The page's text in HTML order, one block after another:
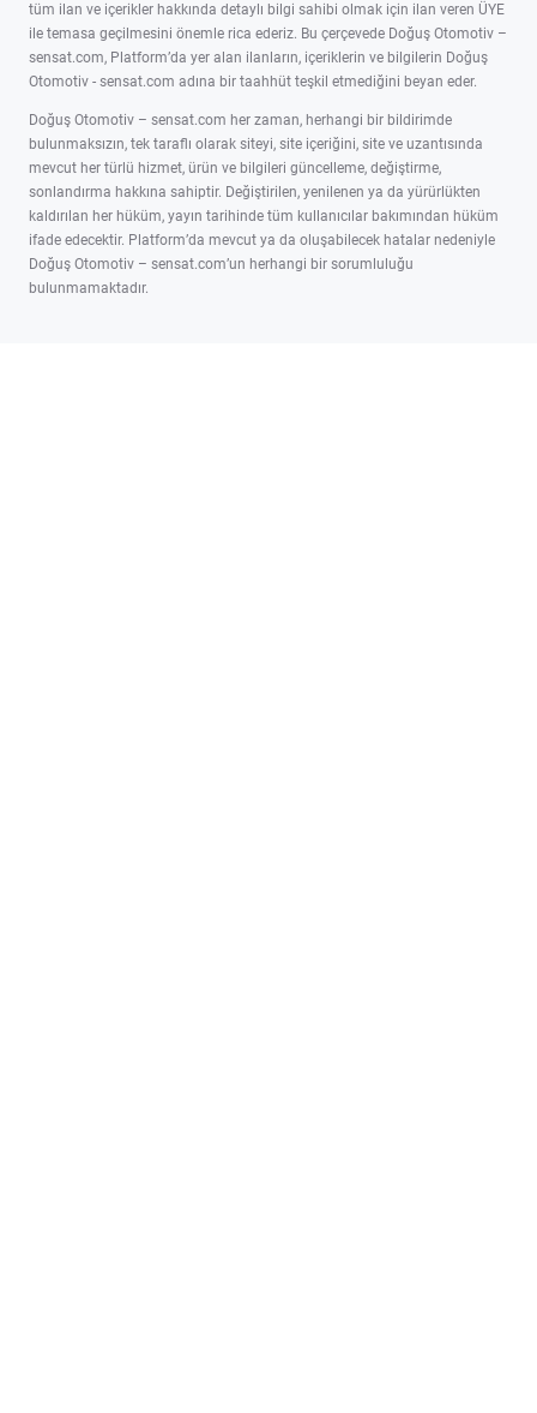
tüm ilan ve içerikler hakkında detaylı bilgi sahibi olmak için ilan veren ÜYE
ile temasa geçilmesini önemle rica ederiz. Bu çerçevede Doğuş Otomotiv –
sensat.com, Platform’da yer alan ilanların, içeriklerin ve bilgilerin Doğuş
Otomotiv - sensat.com adına bir taahhüt teşkil etmediğini beyan eder.
Doğuş Otomotiv – sensat.com her zaman, herhangi bir bildirimde
bulunmaksızın, tek taraflı olarak siteyi, site içeriğini, site ve uzantısında
mevcut her türlü hizmet, ürün ve bilgileri güncelleme, değiştirme,
sonlandırma hakkına sahiptir. Değiştirilen, yenilenen ya da yürürlükten
kaldırılan her hüküm, yayın tarihinde tüm kullanıcılar bakımından hüküm
ifade edecektir. Platform’da mevcut ya da oluşabilecek hatalar nedeniyle
Doğuş Otomotiv – sensat.com’un herhangi bir sorumluluğu
bulunmamaktadır.